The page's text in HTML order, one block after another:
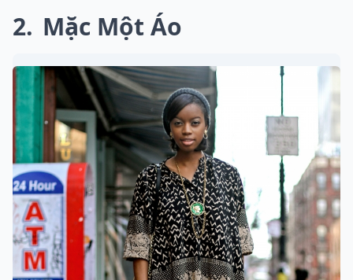
2 Mặc Một Áo